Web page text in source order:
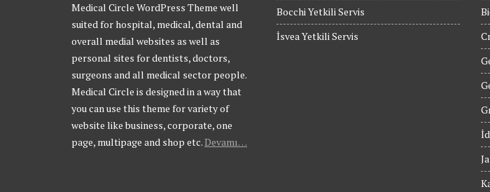
Medical Circle WordPress Theme well
suited for hospital, medical, dental and
overall medial websites as well as
personal sites for dentists, doctors,
surgeons and all medical sector people.
Medical Circle is designed in a way that
you can use this theme for variety of
website like business, corporate, one
page, multipage and shop etc.Devamı…
Bocchi Yetkili Servis
İsvea Yetkili Servis